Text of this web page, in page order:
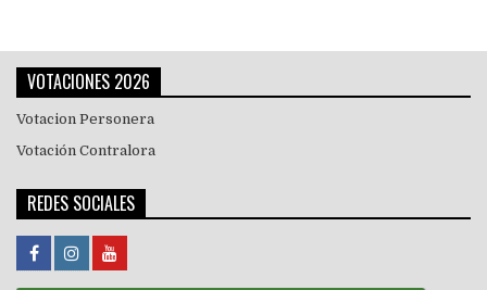
VOTACIONES 2026
Votacion Personera
Votación Contralora
REDES SOCIALES